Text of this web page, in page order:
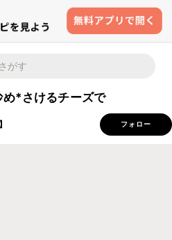
*さけるチーズで
フォロー